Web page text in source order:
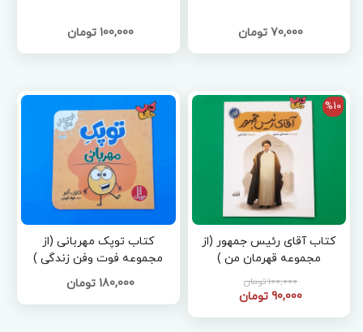
70,000 تومان 100,000 تومان
%10
کتاب آقای رئیس جمهور (از
مجموعه قهرمان من )
100,000 تومان
90,000 تومان
کتاب توپک مهربانی (از
مجموعه فوت وفن زندگی )
180,000 تومان